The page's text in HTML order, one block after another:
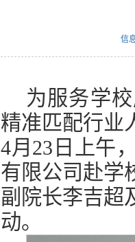
信
为服务学
精准匹配行业
4月23日上午
有限公司赴学
副院长李吉超
动。